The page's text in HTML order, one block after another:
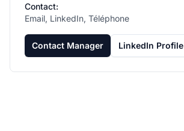
Contact:
Email, LinkedIn, Téléphone
Contact Manager LinkedIn Profile